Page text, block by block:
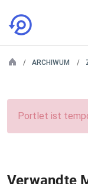
ARCHIWUM
Portlet ist
Verwandte